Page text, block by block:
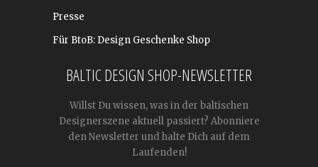
Presse
Für BtoB: Design Geschenke Shop
BALTIC DESIGN SHOP-NEWSLETTER
Willst Du wissen, was in der baltischen
Designerszene aktuell passiert? Abonniere
den Newsletter und halte Dich auf dem
Laufenden!